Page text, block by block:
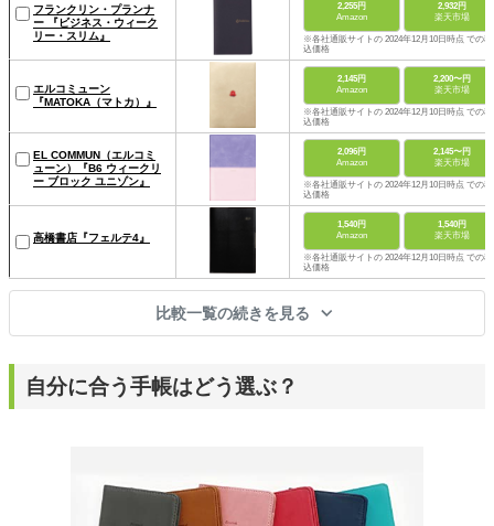
フランクリン・プランナ
ー 『ビジネス・ウィーク
リー・スリム』
2,255円
Amazon
2,932円
楽天市場
※各社通販サイトの 2024年12月10日時点 での税
込価格
エルコミューン
『MATOKA（マトカ）』
2,145円
Amazon
2,200〜円
楽天市場
※各社通販サイトの 2024年12月10日時点 での税
込価格
EL COMMUN（エルコミ
ューン）『B6 ウィークリ
ー ブロック ユニゾン』
2,096円
Amazon
2,145〜円
楽天市場
※各社通販サイトの 2024年12月10日時点 での税
込価格
高橋書店『フェルテ4』
1,540円
Amazon
1,540円
楽天市場
※各社通販サイトの 2024年12月10日時点 での税
込価格
比較一覧の続きを見る
自分に合う手帳はどう選ぶ？